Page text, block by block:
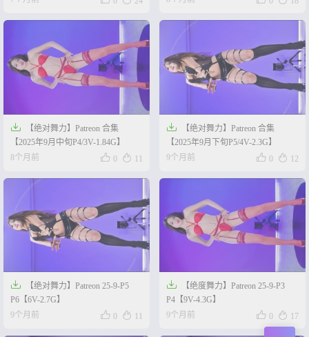

【绝对舞力】Patreon 合集
【2025年9月中旬P4/3V-1.84G】
8个月前
 0  11

【绝对舞力】Patreon 合集
【2025年9月下旬P5/4V-2.3G】
9个月前
 0  12

【绝对舞力】Patreon 25-9-P5
P6【6V-2.7G】
9个月前
 0  11

【绝度舞力】Patreon 25-9-P3
P4【9V-4.3G】
9个月前
 0  17